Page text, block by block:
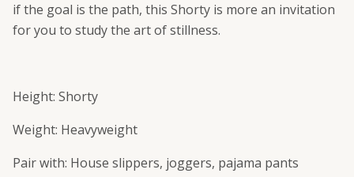
if the goal is the path, this Shorty is more an invitation
for you to study the art of stillness.
Height: Shorty
Weight: Heavyweight
Pair with: House slippers, joggers, pajama pants